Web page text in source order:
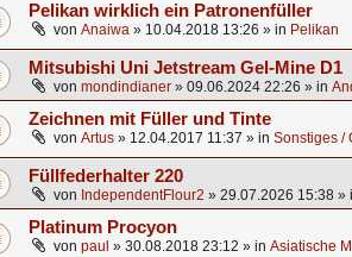
Pelikan wirklich ein Patronenfüller
von Anaiwa » 10.04.2018 13:26 » in Pelikan
Mitsubishi Uni Jetstream Gel-Mine D1
von mondindianer » 09.06.2024 22:26 » in
Zeichnen mit Füller und Tinte
von Artus » 12.04.2017 11:37 » in Sonstiges /
Füllfederhalter 220
von IndependentFlour2 » 29.07.2026 15:38 »
Platinum Procyon
von paul » 30.08.2018 23:12 » in Asiatische